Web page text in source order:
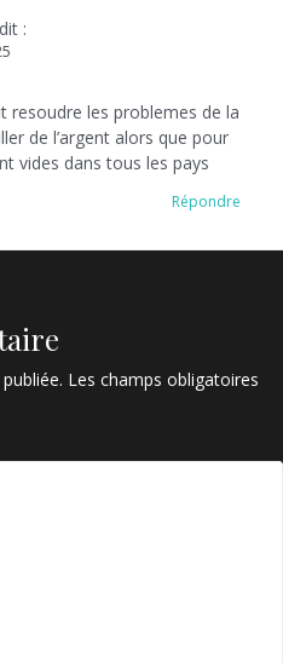
dit :
resoudre les problemes de la
de l’argent alors que pour
vides dans tous les pays
Répondre
Les champs obligatoires